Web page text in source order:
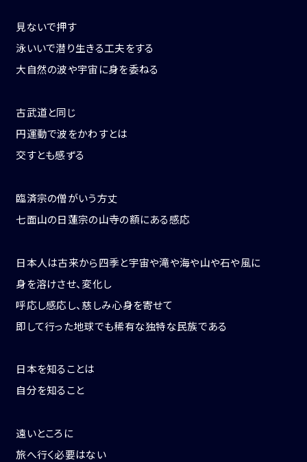
見ないで押す
泳いいで潜り生きる工夫をする
大自然の波や宇宙に身を委ねる
古武道と同じ
円運動で波をかわすとは
交すとも感ずる
臨済宗の僧がいう方丈
七面山の日蓮宗の山寺の額にある感応
日本人は古来から四季と宇宙や滝や海や山や石や風に
身を溶けさせ、変化し
呼応し感応し、慈しみ心身を寄せて
即して行った地球でも稀有な独特な民族である
日本を知ることは
自分を知ること
遠いところに
旅へ行く必要はない